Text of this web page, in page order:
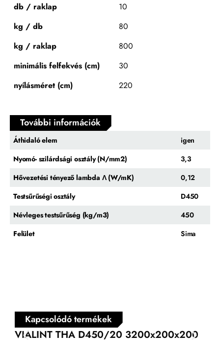
db / raklap
10
kg / db
80
kg / raklap
800
minimális felfekvés (cm)
30
nyílásméret (cm)
220
További információk
Áthidaló elem
igen
Nyomó- szilárdsági osztály (N/mm2)
3,3
Hővezetési tényező lambda Λ (W/mK)
0,12
Testsűrűségi osztály
D450
Névleges testsűrűség (kg/m3)
450
Felület
Sima
Kapcsolódó termékek
VIALINT THA D450/20 3200x200x200